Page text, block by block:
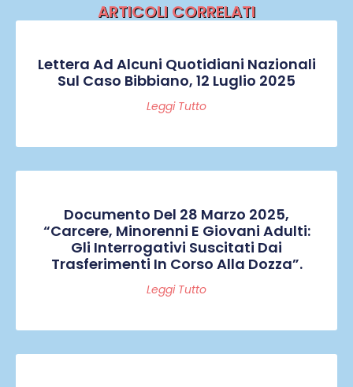
ARTICOLI CORRELATI
Lettera Ad Alcuni Quotidiani Nazionali
Sul Caso Bibbiano, 12 Luglio 2025
Leggi Tutto
Documento Del 28 Marzo 2025,
“Carcere, Minorenni E Giovani Adulti:
Gli Interrogativi Suscitati Dai
Trasferimenti In Corso Alla Dozza”.
Leggi Tutto